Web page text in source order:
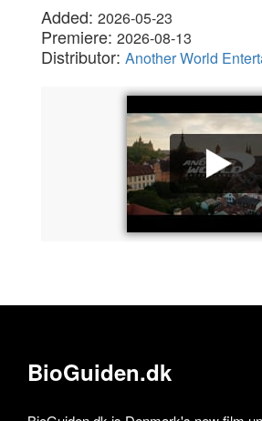
Added: 2026-05-23
Premiere: 2026-08-13
Distributor: Another World
BioGuiden.dk